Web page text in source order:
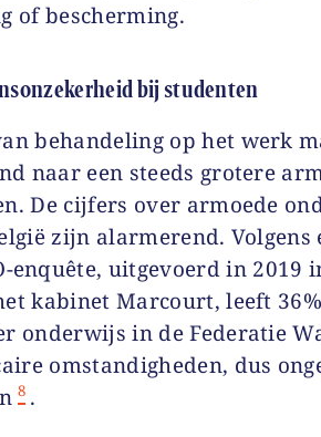
of bescherming.
bij studenten
behandeling op het werk
naar een steeds grotere
De cijfers over armoede
zijn alarmerend. Volgens
enquête, uitgevoerd in 2019
kabinet Marcourt, leeft
onderwijs in de Federatie
omstandigheden, dus
8 .